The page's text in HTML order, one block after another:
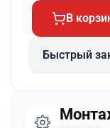
В
Быстрый